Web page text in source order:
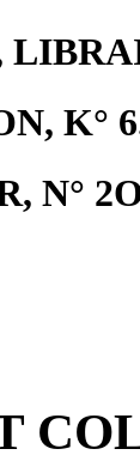
K°
N°